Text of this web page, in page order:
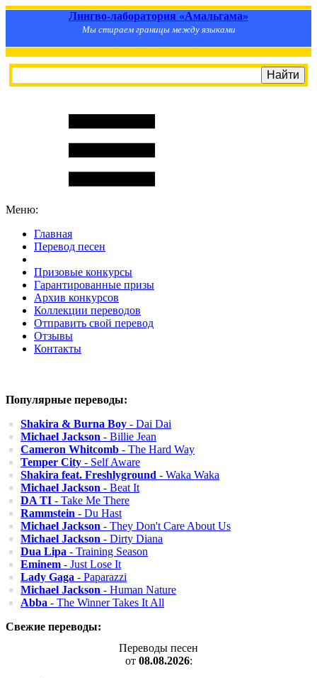
Лингво-лаборатория «Амальгама»
Мы стираем границы между языками
Меню:
Главная
Перевод песен
Призовые конкурсы
Гарантированные призы
Архив конкурсов
Коллекции переводов
Отправить свой перевод
Отзывы
Контакты
Популярные переводы:
Shakira & Burna Boy - Dai Dai
Michael Jackson - Billie Jean
Cameron Whitcomb - The Hard Way
Temper City - Self Aware
Shakira feat. Freshlyground - Waka Waka
Michael Jackson - Beat It
DA TI - Take Me There
Rammstein - Du Hast
Michael Jackson - They Don't Care About Us
Michael Jackson - Dirty Diana
Dua Lipa - Training Season
Eminem - Just Lose It
Lady Gaga - Paparazzi
Michael Jackson - Human Nature
Abba - The Winner Takes It All
Свежие переводы:
Переводы песен
от 08.08.2026: